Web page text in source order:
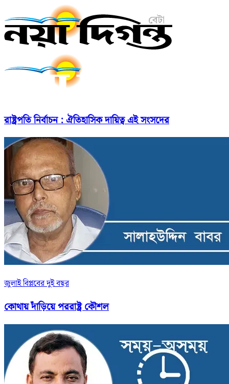
রাষ্ট্রপতি নির্বাচন : ঐতিহাসিক দায়িত্ব এই সংসদের
জুলাই বিপ্লবের দুই বছর
কোথায় দাঁড়িয়ে পররাষ্ট্র কৌশল